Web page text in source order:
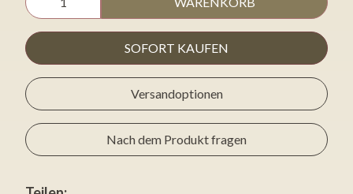
SOFORT KAUFEN
Versandoptionen
Nach dem Produkt fragen